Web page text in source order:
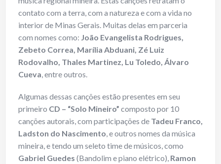
contato com a terra, com a natureza e com a vida no
interior de Minas Gerais. Muitas delas em parceria
com nomes como: João Evangelista Rodrigues,
Zebeto Correa, Marília Abduani, Zé Luiz
Rodovalho, Thales Martinez, Lu Toledo, Álvaro
Cueva, entre outros.
Algumas dessas canções estão presentes em seu
primeiro CD – “Solo Mineiro” composto por 10
canções autorais, com participações de Tadeu Franco,
Ladston do Nascimento, e outros nomes da música
mineira, e tendo um seleto time de músicos, como
Gabriel Guedes (Bandolim e piano elétrico), Ramon